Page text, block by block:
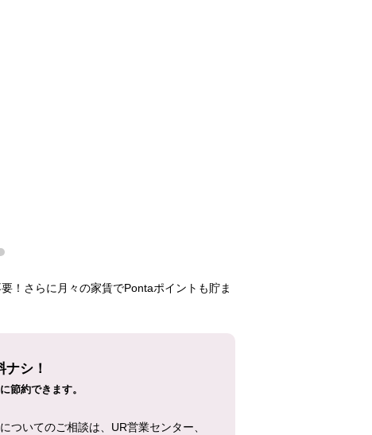
！さらに月々の家賃でPontaポイントも貯ま
シ！
節約できます。
ついてのご相談は、UR営業センター、